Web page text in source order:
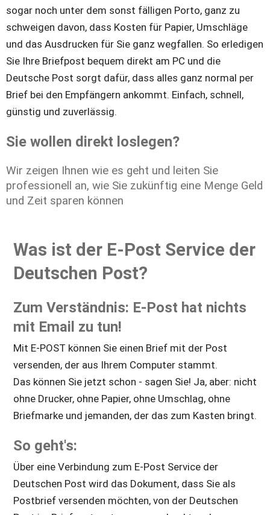
sogar noch unter dem sonst fälligen Porto, ganz zu
schweigen davon, dass Kosten für Papier, Umschläge
und das Ausdrucken für Sie ganz wegfallen. So erledigen
Sie Ihre Briefpost bequem direkt am PC und die
Deutsche Post sorgt dafür, dass alles ganz normal per
Brief bei den Empfängern ankommt. Einfach, schnell,
günstig und zuverlässig.
Sie wollen direkt loslegen?
Wir zeigen Ihnen wie es geht und leiten Sie
professionell an, wie Sie zukünftig eine Menge Geld
und Zeit sparen können
Was ist der E-Post Service der
Deutschen Post?
Zum Verständnis: E-Post hat nichts
mit Email zu tun!
Mit E-POST können Sie einen Brief mit der Post
versenden, der aus Ihrem Computer stammt.
Das können Sie jetzt schon - sagen Sie! Ja, aber: nicht
ohne Drucker, ohne Papier, ohne Umschlag, ohne
Briefmarke und jemanden, der das zum Kasten bringt.
So geht's:
Über eine Verbindung zum E-Post Service der
Deutschen Post wird das Dokument, dass Sie als
Postbrief versenden möchten, von der Deutschen